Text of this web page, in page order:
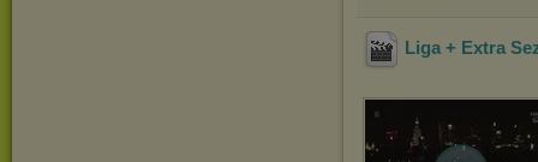
Liga + Extra